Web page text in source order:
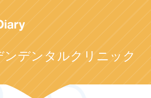
ンデンタルクリニック